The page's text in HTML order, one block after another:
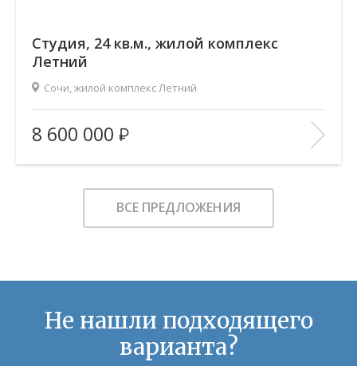
Студия, 24 кв.м., жилой комплекс
Летний
Сочи, жилой комплекс Летний
Вид из окон:
во двор
Ремонт:
Евроремонт
В ИЗБРАННОЕ
8 600 000
ВСЕ ПРЕДЛОЖЕНИЯ
Не нашли подходящего
варианта?